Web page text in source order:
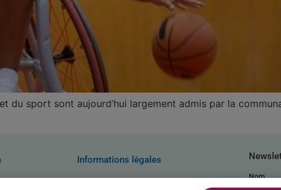
du sport sont aujourd’hui largement admis par la
Informations légales
Nom